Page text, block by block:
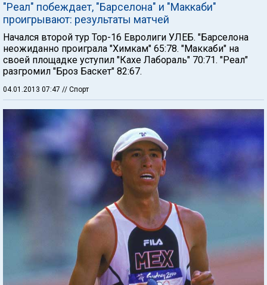
"Реал" побеждает, "Барселона" и "Маккаби"
проигрывают: результаты матчей
Начался второй тур Тор-16 Евролиги УЛЕБ. "Барселона
неожиданно проиграла "Химкам" 65:78. "Маккаби" на
своей площадке уступил "Кахе Лабораль" 70:71. "Реал"
разгромил "Броз Баскет" 82:67.
04.01.2013 07:47 // Спорт